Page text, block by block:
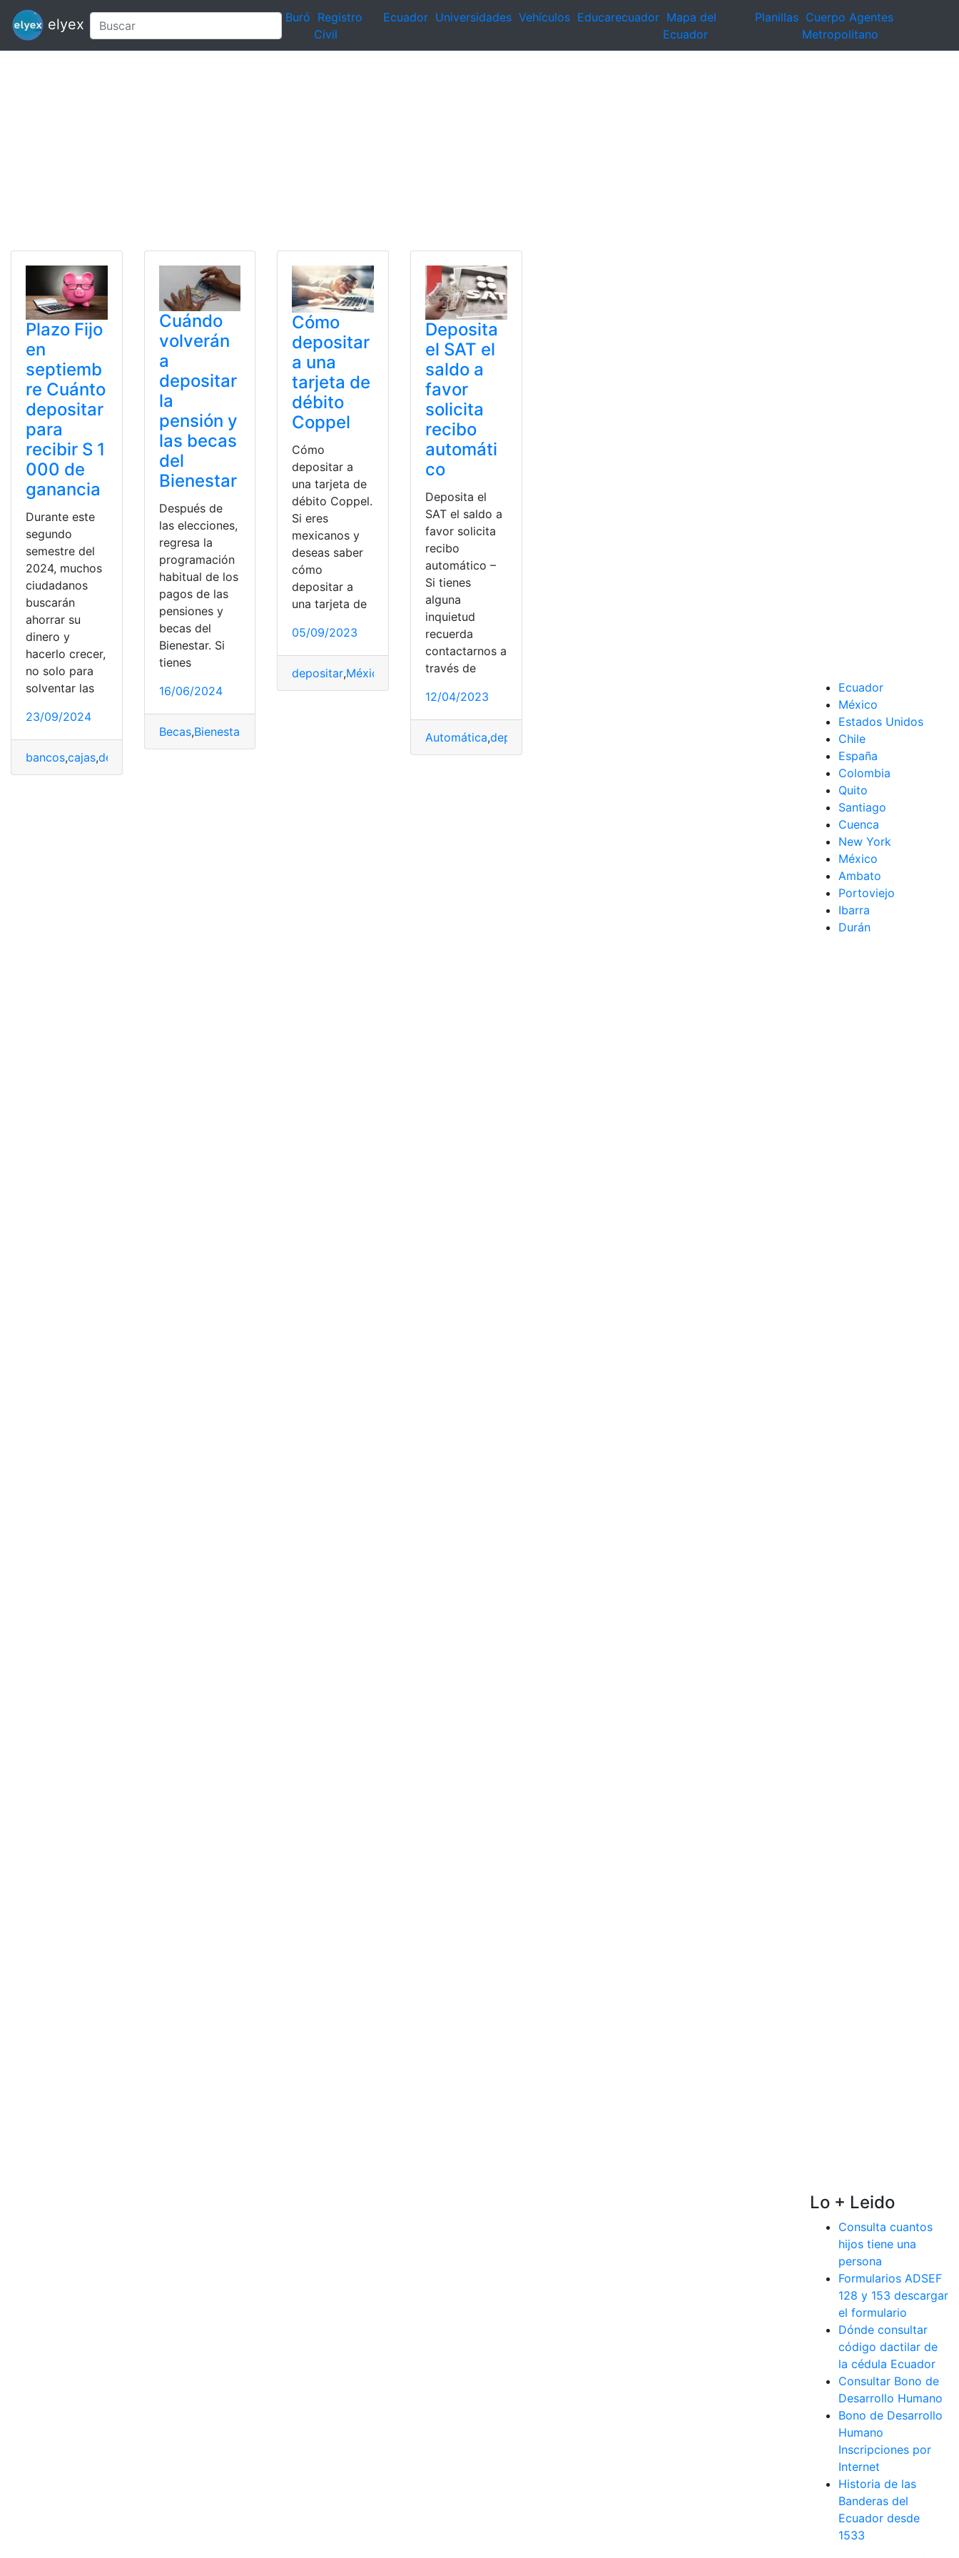
elyex Buró Registro
Civil
Ecuador Universidades Vehículos Educarecuador Mapa del
Ecuador
Planillas Cuerpo Agentes
Metropolitano
Plazo Fijo
en
septiemb
re Cuánto
depositar
para
recibir S 1
000 de
ganancia
Durante este
segundo
semestre del
2024, muchos
ciudadanos
buscarán
ahorrar su
dinero y
hacerlo crecer,
no solo para
solventar las
23/09/2024
bancos,cajas,depositar plazo,Recibir,Septiembre
Cuándo
volverán
a
depositar
la
pensión y
las becas
del
Bienestar
Después de
las elecciones,
regresa la
programación
habitual de los
pagos de las
pensiones y
becas del
Bienestar. Si
tienes
16/06/2024
Becas,Bienestar pensión
Cómo
depositar
a una
tarjeta de
débito
Coppel
Cómo
depositar a
una tarjeta de
débito Coppel.
Si eres
mexicanos y
deseas saber
cómo
depositar a
una tarjeta de
05/09/2023
depositar,México número,Tarjeta,Transferencia
Deposita
el SAT el
saldo a
favor
solicita
recibo
automáti
co
Deposita el
SAT el saldo a
favor solicita
recibo
automático –
Si tienes
alguna
inquietud
recuerda
contactarnos a
través de
12/04/2023
Automática,depositar
Ecuador
México
Estados Unidos
Chile
España
Colombia
Quito
Santiago
Cuenca
New York
México
Ambato
Portoviejo
Ibarra
Durán
Lo + Leido
Consulta cuantos
hijos tiene una
persona
Formularios ADSEF
128 y 153 descargar
el formulario
Dónde consultar
código dactilar de
la cédula Ecuador
Consultar Bono de
Desarrollo Humano
Bono de Desarrollo
Humano
Inscripciones por
Internet
Historia de las
Banderas del
Ecuador desde
1533